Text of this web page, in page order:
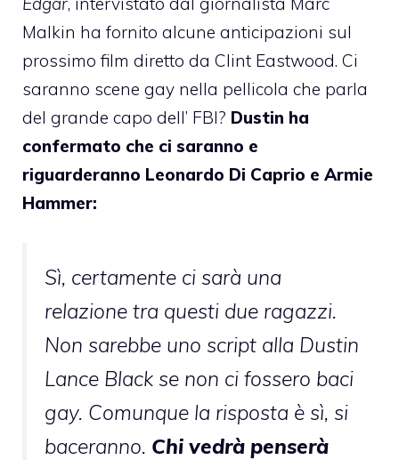
Malkin ha fornito alcune anticipazioni sul
prossimo film diretto da Clint Eastwood. Ci
saranno scene gay nella pellicola che parla
del grande capo dell’ FBI? Dustin ha
confermato che ci saranno e
riguarderanno Leonardo Di Caprio e Armie
Hammer:
Sì, certamente ci sarà una
relazione tra questi due ragazzi.
Non sarebbe uno script alla Dustin
Lance Black se non ci fossero baci
gay. Comunque la risposta è sì, si
baceranno. Chi vedrà penserà